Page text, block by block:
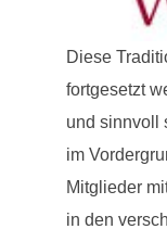
Diese
fortgesetzt
und sinnvoll
im
Mitglieder
in den